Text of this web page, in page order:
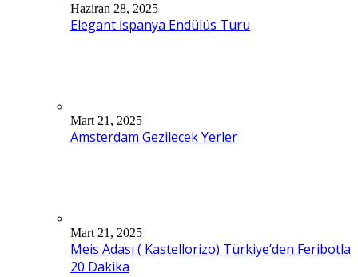
Haziran 28, 2025
Elegant İspanya Endülüs Turu
Mart 21, 2025
Amsterdam Gezilecek Yerler
Mart 21, 2025
Meis Adası ( Kastellorizo) Türkiye’den Feribotla
20 Dakika